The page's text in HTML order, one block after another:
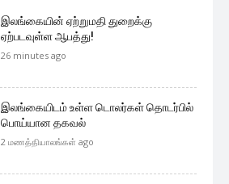
இலங்கையின் ஏற்றுமதி துறைக்கு
ஏற்படவுள்ள ஆபத்து!
26 minutes ago
இலங்கையிடம் உள்ள டொலர்கள் தொடர்பில்
பொய்யான தகவல்
2 மணத்தியாலங்கள் ago